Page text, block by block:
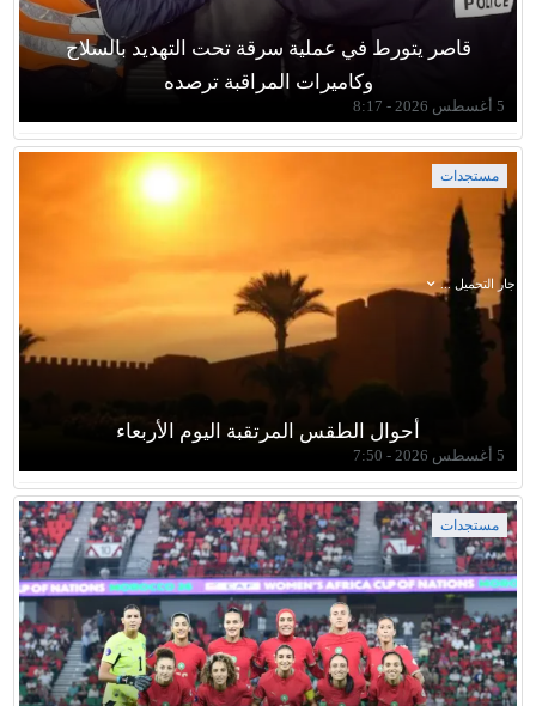
قاصر يتورط في عملية سرقة تحت التهديد بالسلاح
وكاميرات المراقبة ترصده
5 أغسطس 2026 - 8:17
مستجدات
أحوال الطقس المرتقبة اليوم الأربعاء
5 أغسطس 2026 - 7:50
مستجدات
جار التحميل ...